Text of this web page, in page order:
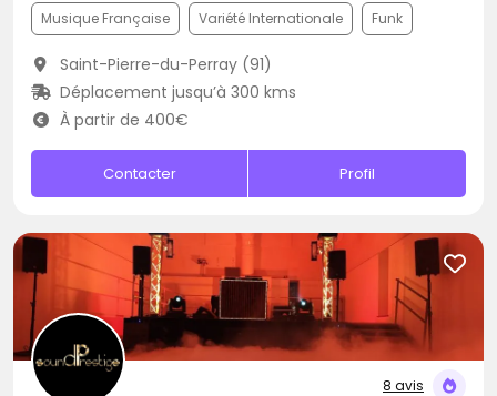
Musique Française Variété Internationale Funk
Saint-Pierre-du-Perray (91)
Déplacement jusqu’à 300 kms
À partir de 400€
Contacter Profil
8 avis